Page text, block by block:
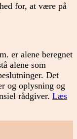
for, at være på
er alene beregnet
alene som
Det
og oplysning og
rådgiver. Læs